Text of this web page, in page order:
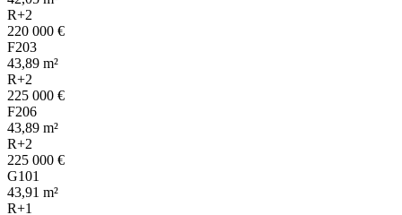
R+2
220 000 €
F203
43,89 m²
R+2
225 000 €
F206
43,89 m²
R+2
225 000 €
G101
43,91 m²
R+1